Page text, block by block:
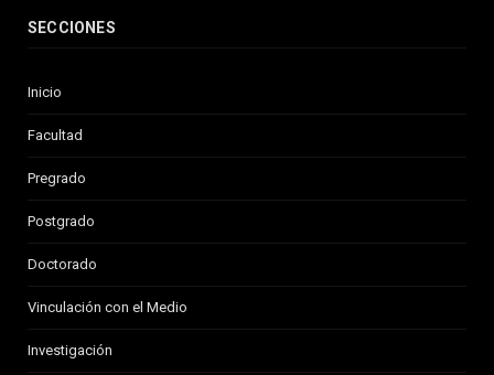
SECCIONES
Inicio
Facultad
Pregrado
Postgrado
Doctorado
Vinculación con el Medio
Investigación